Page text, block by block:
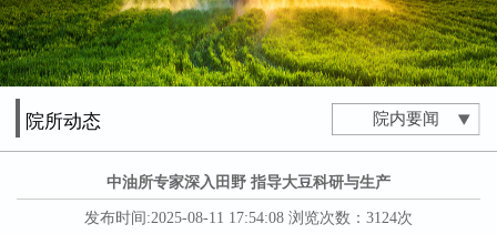
院内要闻
院所动态
中油所专家深入田野 指导大豆科研与生产
发布时间:2025-08-11 17:54:08 浏览次数：3124次